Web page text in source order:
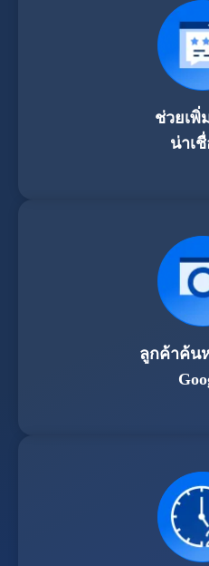
ช่วยเพิ่
น่าเ
ลูกค้าค้น